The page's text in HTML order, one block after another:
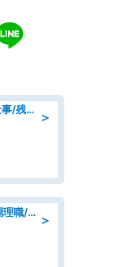
＞
大手企業での保健師の正職員のお仕事/残業なし/要資格:保健師
＞
管理栄養士/栄養士/認定こども園/調理職/認定こども園/週3日～相談可能